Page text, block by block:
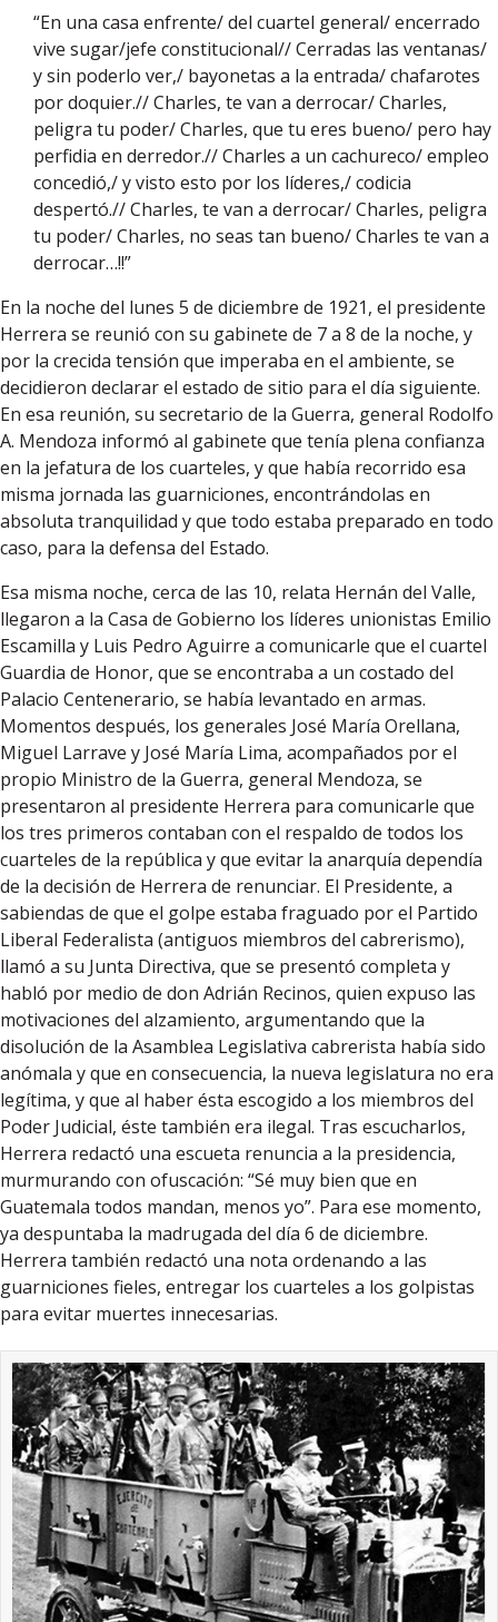
“En una casa enfrente/ del cuartel general/ encerrado
vive sugar/jefe constitucional// Cerradas las ventanas/
y sin poderlo ver,/ bayonetas a la entrada/ chafarotes
por doquier.// Charles, te van a derrocar/ Charles,
peligra tu poder/ Charles, que tu eres bueno/ pero hay
perfidia en derredor.// Charles a un cachureco/ empleo
concedió,/ y visto esto por los líderes,/ codicia
despertó.// Charles, te van a derrocar/ Charles, peligra
tu poder/ Charles, no seas tan bueno/ Charles te van a
derrocar…!!”
En la noche del lunes 5 de diciembre de 1921, el presidente
Herrera se reunió con su gabinete de 7 a 8 de la noche, y
por la crecida tensión que imperaba en el ambiente, se
decidieron declarar el estado de sitio para el día siguiente.
En esa reunión, su secretario de la Guerra, general Rodolfo
A. Mendoza informó al gabinete que tenía plena confianza
en la jefatura de los cuarteles, y que había recorrido esa
misma jornada las guarniciones, encontrándolas en
absoluta tranquilidad y que todo estaba preparado en todo
caso, para la defensa del Estado.
Esa misma noche, cerca de las 10, relata Hernán del Valle,
llegaron a la Casa de Gobierno los líderes unionistas Emilio
Escamilla y Luis Pedro Aguirre a comunicarle que el cuartel
Guardia de Honor, que se encontraba a un costado del
Palacio Centenerario, se había levantado en armas.
Momentos después, los generales José María Orellana,
Miguel Larrave y José María Lima, acompañados por el
propio Ministro de la Guerra, general Mendoza, se
presentaron al presidente Herrera para comunicarle que
los tres primeros contaban con el respaldo de todos los
cuarteles de la república y que evitar la anarquía dependía
de la decisión de Herrera de renunciar. El Presidente, a
sabiendas de que el golpe estaba fraguado por el Partido
Liberal Federalista (antiguos miembros del cabrerismo),
llamó a su Junta Directiva, que se presentó completa y
habló por medio de don Adrián Recinos, quien expuso las
motivaciones del alzamiento, argumentando que la
disolución de la Asamblea Legislativa cabrerista había sido
anómala y que en consecuencia, la nueva legislatura no era
legítima, y que al haber ésta escogido a los miembros del
Poder Judicial, éste también era ilegal. Tras escucharlos,
Herrera redactó una escueta renuncia a la presidencia,
murmurando con ofuscación: “Sé muy bien que en
Guatemala todos mandan, menos yo”. Para ese momento,
ya despuntaba la madrugada del día 6 de diciembre.
Herrera también redactó una nota ordenando a las
guarniciones fieles, entregar los cuarteles a los golpistas
para evitar muertes innecesarias.